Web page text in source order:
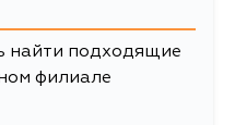
Двигатель
найти подходящие
филиале